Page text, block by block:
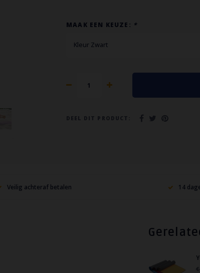
MAAK EEN KEUZE: *
Kleur Zwart
DEEL DIT PRODUCT:
Veilig achteraf betalen 14